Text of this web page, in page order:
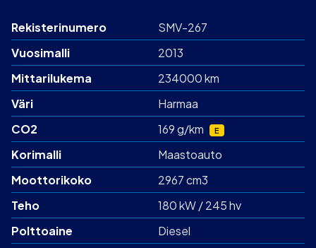
Rekisterinumero
SMV-267
Vuosimalli
2013
Mittarilukema
234000 km
Väri
Harmaa
CO2
169 g/km E
Korimalli
Maastoauto
Moottorikoko
2967 cm3
Teho
180 kW / 245 hv
Polttoaine
Diesel